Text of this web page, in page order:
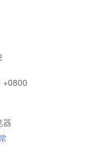
+0800
器